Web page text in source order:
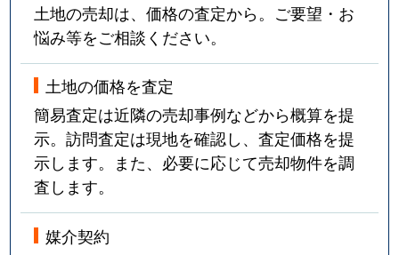
土地の売却は、価格の査定から。ご要望・お
悩み等をご相談ください。
土地の価格を査定
簡易査定は近隣の売却事例などから概算を提
示。訪問査定は現地を確認し、査定価格を提
示します。また、必要に応じて売却物件を調
査します。
媒介契約